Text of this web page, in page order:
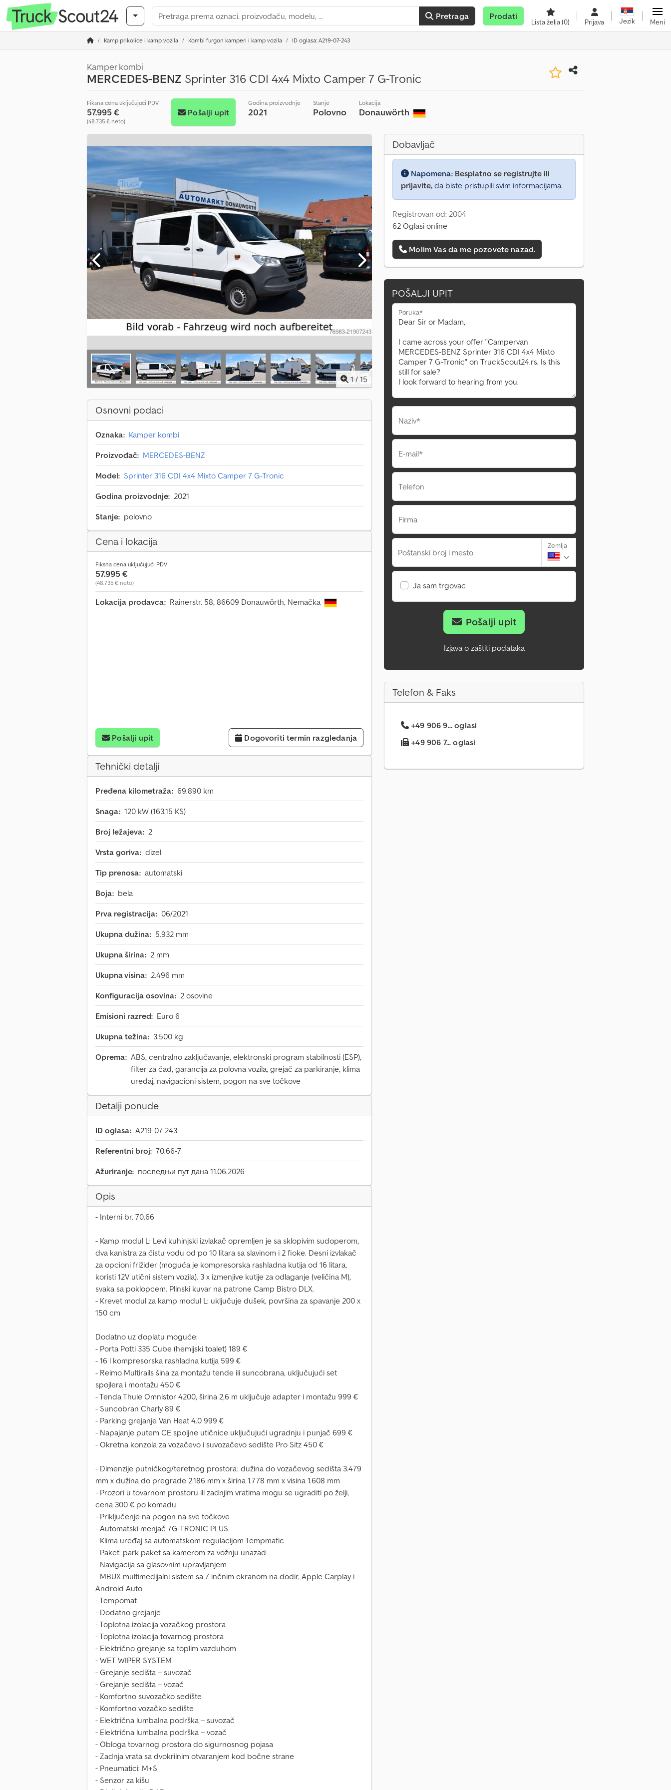
Pretraga Prodati
Lista želja(0) Prijava Jezik Meni
Kamp prikolice i kamp vozila Kombi furgon kamperi i kamp vozila ID oglasa: A219-07-243
Kamper kombi
MERCEDES-BENZ Sprinter 316 CDI 4x4 Mixto Camper 7 G-Tronic
Fiksna cena uključujući PDV
57.995 €
(48.735 € neto)
Pošalji upit
Godina proizvodnje
2021
Stanje
Polovno
Lokacija
Donauwörth
1 / 15
Osnovni podaci
Oznaka: Kamper kombi
Proizvođač: MERCEDES-BENZ
Model: Sprinter 316 CDI 4x4 Mixto Camper 7 G-Tronic
Godina proizvodnje: 2021
Stanje: polovno
Cena i lokacija
Fiksna cena uključujući PDV
57.995 €
(48.735 € neto)
Lokacija prodavca: Rainerstr. 58, 86609 Donauwörth, Nemačka
Pošalji upit Dogovoriti termin razgledanja
Tehnički detalji
Pređena kilometraža: 69.890 km
Snaga: 120 kW (163,15 KS)
Broj ležajeva: 2
Vrsta goriva: dizel
Tip prenosa: automatski
Boja: bela
Prva registracija: 06/2021
Ukupna dužina: 5.932 mm
Ukupna širina: 2 mm
Ukupna visina: 2.496 mm
Konfiguracija osovina: 2 osovine
Emisioni razred: Euro 6
Ukupna težina: 3.500 kg
Oprema: ABS, centralno zaključavanje, elektronski program stabilnosti (ESP),
filter za čađ, garancija za polovna vozila, grejač za parkiranje, klima
uređaj, navigacioni sistem, pogon na sve točkove
Detalji ponude
ID oglasa: A219-07-243
Referentni broj: 70.66-7
Ažuriranje: последњи пут дана 11.06.2026
Opis
- Interni br. 70.66
- Kamp modul L: Levi kuhinjski izvlakač opremljen je sa sklopivim sudoperom,
dva kanistra za čistu vodu od po 10 litara sa slavinom i 2 fioke. Desni izvlakač
za opcioni frižider (moguća je kompresorska rashladna kutija od 16 litara,
koristi 12V utični sistem vozila). 3 x izmenjive kutije za odlaganje (veličina M),
svaka sa poklopcem. Plinski kuvar na patrone Camp Bistro DLX.
- Krevet modul za kamp modul L: uključuje dušek, površina za spavanje 200 x
150 cm
Dodatno uz doplatu moguće:
- Porta Potti 335 Cube (hemijski toalet) 189 €
- 16 l kompresorska rashladna kutija 599 €
- Reimo Multirails šina za montažu tende ili suncobrana, uključujući set
spojlera i montažu 450 €
- Tenda Thule Omnistor 4200, širina 2,6 m uključuje adapter i montažu 999 €
- Suncobran Charly 89 €
- Parking grejanje Van Heat 4.0 999 €
- Napajanje putem CE spoljne utičnice uključujući ugradnju i punjač 699 €
- Okretna konzola za vozačevo i suvozačevo sedište Pro Sitz 450 €
- Dimenzije putničkog/teretnog prostora: dužina do vozačevog sedišta 3.479
mm x dužina do pregrade 2.186 mm x širina 1.778 mm x visina 1.608 mm
- Prozori u tovarnom prostoru ili zadnjim vratima mogu se ugraditi po želji,
cena 300 € po komadu
- Priključenje na pogon na sve točkove
- Automatski menjač 7G-TRONIC PLUS
- Klima uređaj sa automatskom regulacijom Tempmatic
- Paket: park paket sa kamerom za vožnju unazad
- Navigacija sa glasovnim upravljanjem
- MBUX multimedijalni sistem sa 7-inčnim ekranom na dodir, Apple Carplay i
Android Auto
- Tempomat
- Dodatno grejanje
- Toplotna izolacija vozačkog prostora
- Toplotna izolacija tovarnog prostora
- Električno grejanje sa toplim vazduhom
- WET WIPER SYSTEM
- Grejanje sedišta – suvozač
- Grejanje sedišta – vozač
- Komfortno suvozačko sedište
- Komfortno vozačko sedište
- Električna lumbalna podrška – suvozač
- Električna lumbalna podrška – vozač
- Obloga tovarnog prostora do sigurnosnog pojasa
- Zadnja vrata sa dvokrilnim otvaranjem kod bočne strane
- Pneumatici: M+S
- Senzor za kišu
Dobavljač
Napomena: Besplatno se registrujte ili
prijavite, da biste pristupili svim informacijama.
Registrovan od: 2004
62 Oglasi online
Molim Vas da me pozovete nazad.
POŠALJI UPIT
Poruka*
Naziv*
E-mail*
Telefon
Firma
Poštanski broj i mesto
Zemlja
Ja sam trgovac
Pošalji upit
Izjava o zaštiti podataka
Telefon & Faks
+49 906 9... oglasi
+49 906 7... oglasi